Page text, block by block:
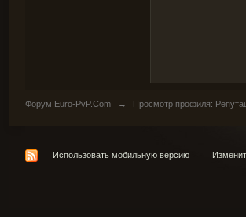
Форум Euro-PvP.Com → Просмотр профиля:
Использовать мобильную версию